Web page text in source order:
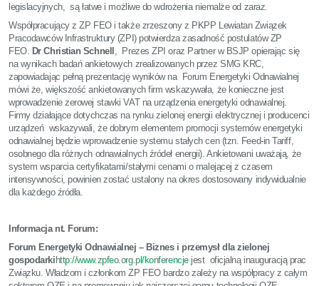
legislacyjnych, są łatwe i możliwe do wdrożenia niemalże od zaraz.
Współpracujący z ZP FEO i także zrzeszony z PKPP Lewiatan Związek
Pracodawców Infrastruktury (ZPI) potwierdza zasadność postulatów ZP
FEO. Dr Christian Schnell
, Prezes ZPI oraz Partner w BSJP opierając się
na wynikach badań ankietowych zrealizowanych przez SMG KRC,
zapowiadając pełną prezentację wyników na Forum Energetyki Odnawialnej
mówi że, większość ankietowanych firm wskazywała, że konieczne jest
wprowadzenie zerowej stawki VAT na urządzenia energetyki odnawialnej.
Firmy działające dotychczas na rynku zielonej energii elektrycznej i producenci
urządzeń wskazywali, że dobrym elementem promocji systemów energetyki
odnawialnej będzie wprowadzenie systemu stałych cen (tzn. Feed-in Tariff,
osobnego dla różnych odnawialnych źródeł energii). Ankietowani uważają, że
system wsparcia certyfikatami/stałymi cenami o malejącej z czasem
intensywności, powinien zostać ustalony na okres dostosowany indywidualnie
dla każdego źródła.
Informacja nt. Forum:
Forum Energetyki Odnawialnej – Biznes i przemysł dla zielonej
gospodarki http://www.zpfeo.org.pl/konferencjejest oficjalną inauguracją prac
Związku. Władzom i członkom ZP FEO bardzo zależy na współpracy z całym